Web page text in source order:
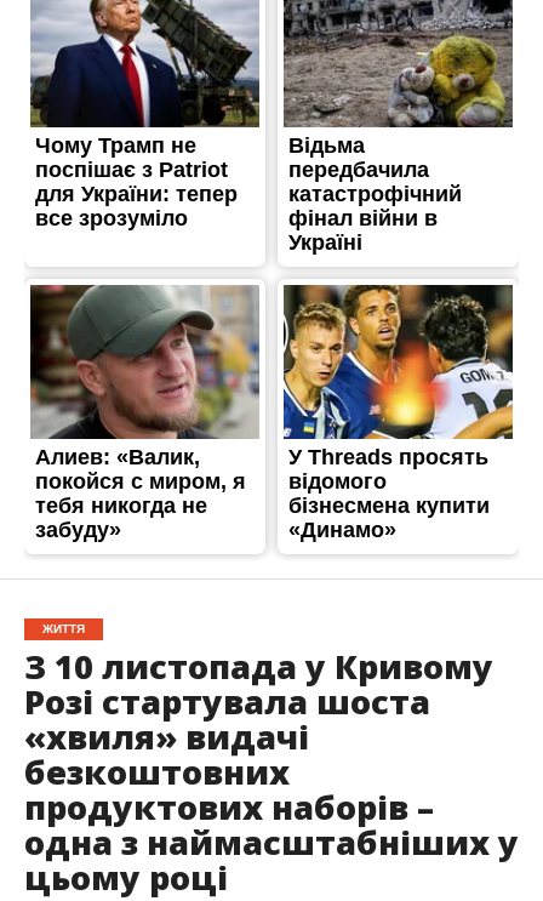
ЖИТТЯ
З 10 листопада у Кривому
Розі стартувала шоста
«хвиля» видачі
безкоштовних
продуктових наборів –
одна з наймасштабніших у
цьому році